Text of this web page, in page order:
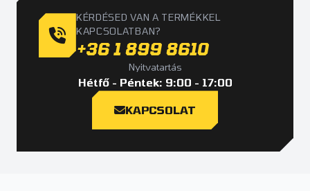
KÉRDÉSED VAN A TERMÉKKEL
KAPCSOLATBAN?
+36 1 899 8610
Nyitvatartás
Hétfő - Péntek: 9:00 - 17:00
KAPCSOLAT